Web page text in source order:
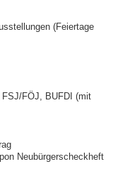
(Feiertage
FÖJ, BUFDI (mit
Neubürgerscheckheft